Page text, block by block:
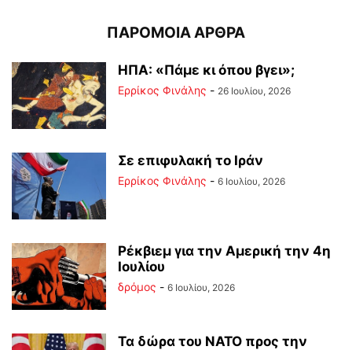
ΠΑΡΟΜΟΙΑ ΑΡΘΡΑ
ΗΠΑ: «Πάμε κι όπου βγει»;
Ερρίκος Φινάλης - 26 Ιουλίου, 2026
Σε επιφυλακή το Ιράν
Ερρίκος Φινάλης - 6 Ιουλίου, 2026
Ρέκβιεμ για την Αμερική την 4η
Ιουλίου
δρόμος - 6 Ιουλίου, 2026
Τα δώρα του ΝΑΤΟ προς την